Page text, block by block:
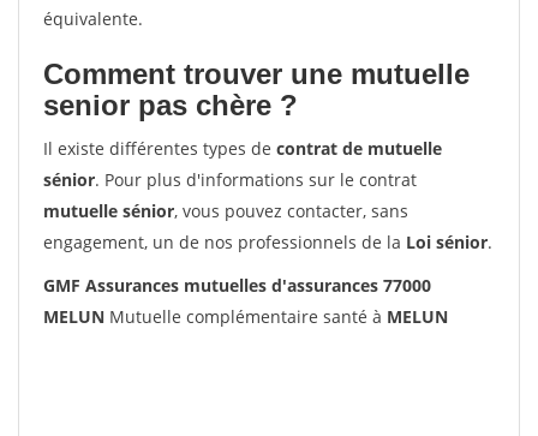
équivalente.
Comment trouver une mutuelle
senior pas chère ?
Il existe différentes types de contrat de mutuelle
sénior. Pour plus d'informations sur le contrat
mutuelle sénior, vous pouvez contacter, sans
engagement, un de nos professionnels de la Loi sénior.
GMF Assurances mutuelles d'assurances 77000
MELUN Mutuelle complémentaire santé à MELUN